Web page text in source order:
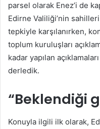
parsel olarak Enez’i de
Edirne Valiliği’nin
tepkiyle karşılanırken,
toplum kuruluşları
kadar yapılan
derledik.
“Beklendiği
Konuyla ilgili ilk olarak,